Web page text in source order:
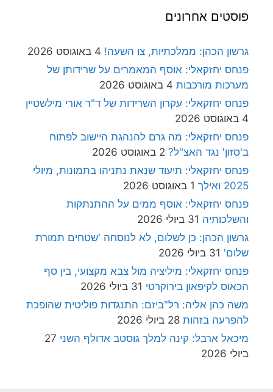
פוסטים אחרונים
גרשון הכהן: ממלכתיות, צו השעה! 4 באוגוסט 2026
פנחס יחזקאלי: אוסף המאמרים על שרידותן של
מערכות מורכבות 4 באוגוסט 2026
פנחס יחזקאלי: עקרון השרידות של ד"ר אורי מילשטיין
4 באוגוסט 2026
פנחס יחזקאלי: מה גרם להנהגת היישוב לפתוח
ב'סזון' נגד האצ"ל? 2 באוגוסט 2026
פנחס יחזקאלי: תיעוד שנאת נתניהו בתמונות, מיולי
2025 ואילך
1 באוגוסט 2026
פנחס יחזקאלי: אוסף ממים על ההתנתקות
והשלכותיה 31 ביולי 2026
גרשון הכהן: כן לשלום, לא לנוסחה 'שטחים תמורת
שלום' 31 ביולי 2026
פנחס יחזקאלי: מיליציה מול צבא מקצועי, בין סף
הכאוס לקיפאון בירוקרטי 31 ביולי 2026
משה כהן אליה: רל"ביזם: התנגדות פוליטית שהופכת
להפרעה בזהות 28 ביולי 2026
מיכאל ארבל: קינה למלך גוסטב אדולף השני 27
ביולי 2026